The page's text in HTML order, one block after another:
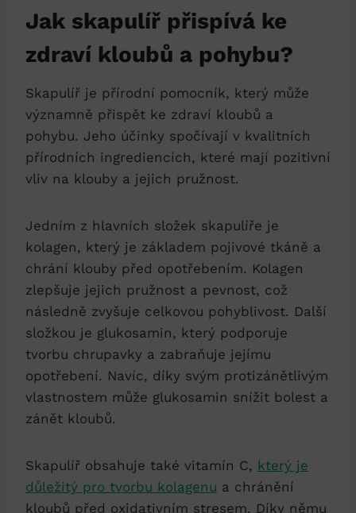
Jak skapulíř přispívá ke
zdraví kloubů a pohybu?
Skapulíř je přírodní pomocník, který může
významně přispět ke zdraví kloubů a
pohybu. Jeho účinky spočívají v kvalitních
přírodních ingrediencích, které mají pozitivní
vliv na klouby a jejich pružnost.
Jedním z hlavních složek skapulíře je
kolagen, který je základem pojivové tkáně a
chrání klouby před opotřebením. Kolagen
zlepšuje jejich pružnost a pevnost, což
následně zvyšuje celkovou pohyblivost. Další
složkou je glukosamin, který podporuje
tvorbu chrupavky a zabraňuje jejímu
opotřebení. Navíc, díky svým protizánětlivým
vlastnostem může glukosamin snížit bolest a
zánět kloubů.
Skapulíř obsahuje také vitamín C, který je
důležitý pro tvorbu kolagenu a chránění
kloubů před oxidativním stresem. Díky němu